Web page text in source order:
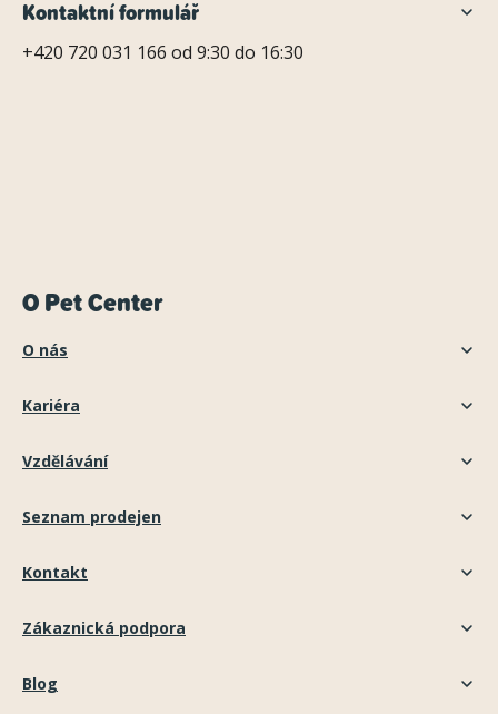
Kontaktní formulář
+420 720 031 166 od 9:30 do 16:30
O Pet Center
O nás
Kariéra
Vzdělávání
Seznam prodejen
Kontakt
Zákaznická podpora
Blog